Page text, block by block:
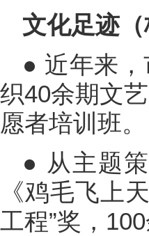
文化足迹（
● 近年来
织40余期文
愿者培训班。
● 从主题
《鸡毛飞上
工程”奖，